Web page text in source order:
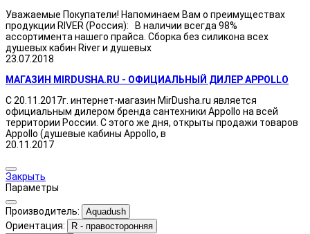
Уважаемые Покупатели! Напоминаем Вам о преимуществах
продукции RIVER (Россия): В наличии всегда 98%
ассортимента нашего прайса. Сборка без силикона всех
душевых кабин River и душевых
23.07.2018
МАГАЗИН MIRDUSHA.RU - ОФИЦИАЛЬНЫЙ ДИЛЕР APPOLLO
С 20.11.2017г. интернет-магазин MirDusha.ru является
официальным дилером бренда сантехники Appollo на всей
территории России. С этого же дня, открыты продажи товаров
Appollo (душевые кабины Appollo, в
20.11.2017
Закрыть
Параметры
Производитель: Aquadush
Ориентация:
R - правосторонняя